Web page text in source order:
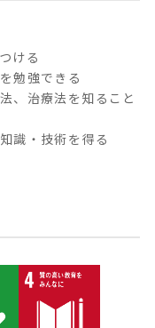
ける
勉強できる
、治療法を知ること
識・技術を得る